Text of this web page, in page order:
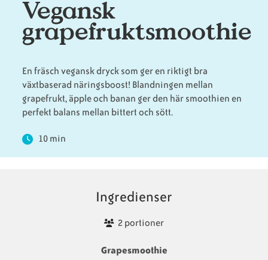
Animaliska
ingredienser
Veganska
Vanliga
Veganska
substitut
Veganska
Vegansk
grapefruktsmoothie
En fräsch vegansk dryck som ger en riktigt bra
växtbaserad näringsboost! Blandningen mellan
grapefrukt, äpple och banan ger den här smoothien en
perfekt balans mellan bittert och sött.
10 min
Ingredienser
2 portioner
Grapesmoothie